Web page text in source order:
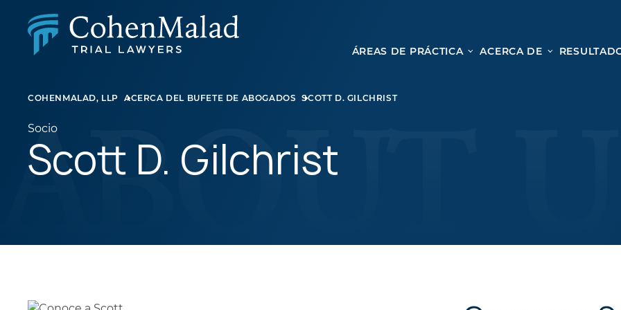
ÁREAS DE PRÁCTICA
DEMANDA COLECTIVA Y AGRAVIO MASIVO
DERECHO DE FAMILIA
BIENES RAÍCES
LITIGIOS EMPRESARIALES
TODOS LOS SERVICIOS DE LESIONES
ACERCA DE
COHENMALAD, LLP ACERCA DEL BUFETE DE ABOGADOS SCOTT D. GILCHRIST
Socio
Scott D. Gilchrist